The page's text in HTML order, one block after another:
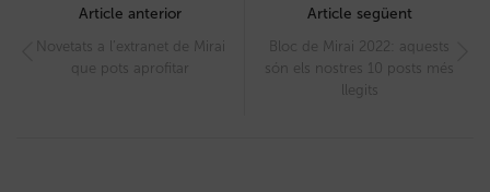
navigation
Article anterior
Novetats a l’extranet de Mirai
que pots aprofitar
Article següent
Bloc de Mirai 2022: aquests
són els nostres 10 posts més
llegits